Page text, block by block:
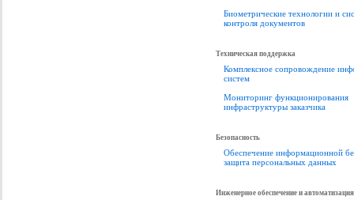
Биометрические технологии и
контроля документов
Техническая поддержка
Комплексное сопровождение
систем
Мониторинг функционирования
инфраструктуры заказчика
Безопасность
Обеспечение информационной
защита персональных данных
Инженерное обеспечение и автоматизация